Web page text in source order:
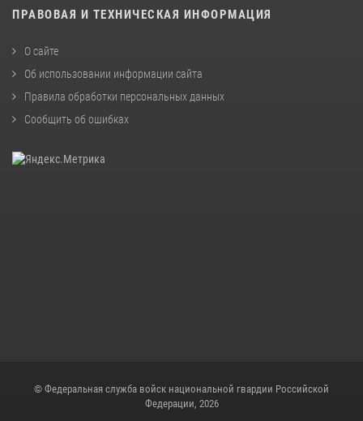
ПРАВОВАЯ И ТЕХНИЧЕСКАЯ ИНФОРМАЦИЯ
О сайте
Об использовании информации сайта
Правила обработки персональных данных
Сообщить об ошибках
© Федеральная служба войск национальной гвардии Российской
Федерации, 2026